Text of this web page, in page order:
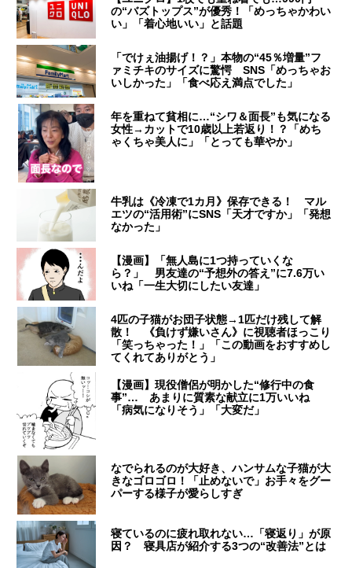
の“バズトップス”が優秀！「めっちゃかわい
い」「着心地いい」と話題
「でけぇ油揚げ！？」本物の“45％増量”フ
ァミチキのサイズに驚愕 SNS「めっちゃお
いしかった」「食べ応え満点でした」
年を重ねて貧相に…“シワ＆面長”も気になる
女性→カットで10歳以上若返り！？「めち
ゃくちゃ美人に」「とっても華やか」
牛乳は《冷凍で1カ月》保存できる！ マル
エツの“活用術”にSNS「天才ですか」「発想
なかった」
【漫画】「無人島に1つ持っていくな
ら？」 男友達の“予想外の答え”に7.6万い
いね「一生大切にしたい友達」
4匹の子猫がお団子状態→1匹だけ残して解
散！ 《負けず嫌いさん》に視聴者ほっこり
「笑っちゃった！」「この動画をおすすめし
てくれてありがとう」
【漫画】現役僧侶が明かした“修行中の食
事”… あまりに質素な献立に1万いいね
「病気になりそう」「大変だ」
なでられるのが大好き、ハンサムな子猫が大
きなゴロゴロ！「止めないで」お手々をグー
パーする様子が愛らしすぎ
寝ているのに疲れ取れない…「寝返り」が原
因？ 寝具店が紹介する3つの“改善法”とは